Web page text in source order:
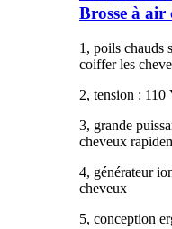
Brosse à air
1, poils chauds
coiffer les
2, tension :
3, grande
cheveux
4, générateur
cheveux
5, conception